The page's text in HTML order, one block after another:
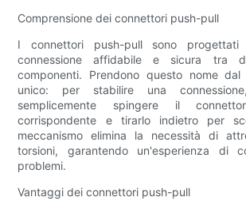
Comprensione dei connettori push-pull
I connettori push-pull sono
connessione affidabile e sicura tra
componenti. Prendono questo nome dal
unico: per stabilire una
semplicemente spingere il
corrispondente e tirarlo indietro per
meccanismo elimina la necessità di
torsioni, garantendo un'esperienza di
problemi.
Vantaggi dei connettori push-pull